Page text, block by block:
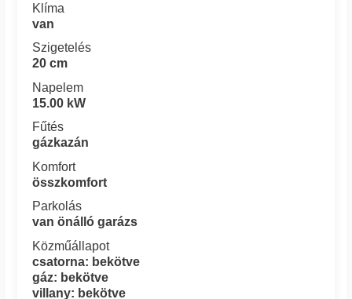
Klíma
van
Szigetelés
20 cm
Napelem
15.00 kW
Fűtés
gázkazán
Komfort
összkomfort
Parkolás
van önálló garázs
Közműállapot
csatorna: bekötve
gáz: bekötve
villany: bekötve